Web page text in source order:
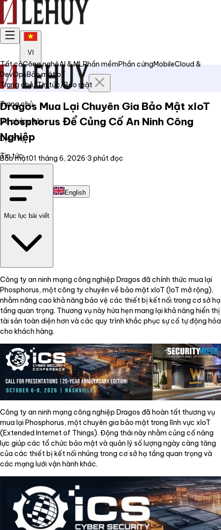
VI
Trang chủ
Về chúng tôi
Dịch vụ
Tin tức
Liên hệ
Tiếng Việt English
Tất cảCông nghệAI & MLPhần mềmPhần cứngMobileCloud &
DevOpsBảo mậtIoT
Trang chủ/Tin tức/Bảo mật
Dragos Mua Lại Chuyên Gia Bảo Mật xIoT
Phosphorus Để Củng Cố An Ninh Công
Nghiệp
Bảo mật01 tháng 6, 2026·3 phút đọc
Mục lục bài viết
Công ty an ninh mạng công nghiệp Dragos đã chính thức mua lại
Phosphorus, một công ty chuyên về bảo mật xIoT (IoT mở rộng),
nhằm nâng cao khả năng bảo vệ các thiết bị kết nối trong cơ sở hạ
tầng quan trọng. Thương vụ này hứa hẹn mang lại khả năng hiển thị
tài sản toàn diện hơn và các quy trình khắc phục sự cố tự động hóa
cho khách hàng.
Công ty an ninh mạng công nghiệp Dragos đã hoàn tất thương vụ
mua lại Phosphorus, một chuyên gia bảo mật trong lĩnh vực xIoT
(Extended Internet of Things). Động thái này nhằm củng cố năng
lực giúp các tổ chức bảo mật và quản lý số lượng ngày càng tăng
của các thiết bị kết nối nhúng trong cơ sở hạ tầng quan trọng và
các mạng lưới vận hành khác.